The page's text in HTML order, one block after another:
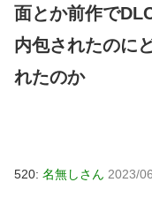
面とか前作で
内包されたのに
れたのか
520: 名無しさん 2023/